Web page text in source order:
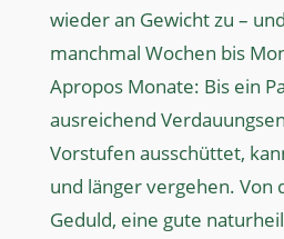
wieder an Gewicht zu –
manchmal Wochen bis
Apropos Monate: Bis ein
ausreichend
Vorstufen ausschüttet,
und länger vergehen. Von
Geduld, eine gute